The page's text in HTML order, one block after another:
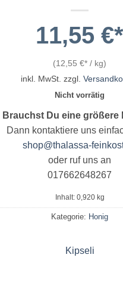
11,55 €
(12,55 € / kg)
inkl. MwSt. zzgl.
Nicht vorrätig
Brauchst Du eine größere
Dann kontaktiere uns
shop@thalassa-
oder ruf uns an
017662648267
Inhalt: 0,920 kg
Kategorie: Honig
Kipseli